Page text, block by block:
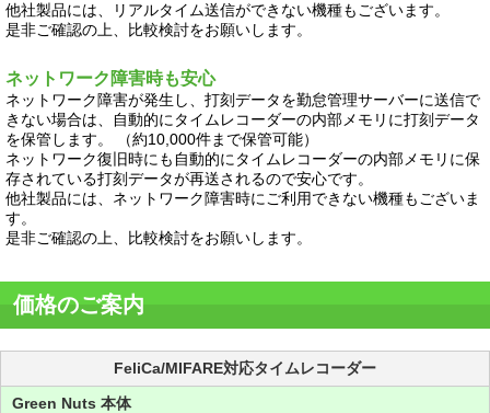
他社製品には、リアルタイム送信ができない機種もございます。
是非ご確認の上、比較検討をお願いします。
ネットワーク障害時も安心
ネットワーク障害が発生し、打刻データを勤怠管理サーバーに送信で
きない場合は、自動的にタイムレコーダーの内部メモリに打刻データ
を保管します。 （約10,000件まで保管可能）
ネットワーク復旧時にも自動的にタイムレコーダーの内部メモリに保
存されている打刻データが再送されるので安心です。
他社製品には、ネットワーク障害時にご利用できない機種もございま
す。
是非ご確認の上、比較検討をお願いします。
価格のご案内
FeliCa/MIFARE対応タイムレコーダー
Green Nuts 本体